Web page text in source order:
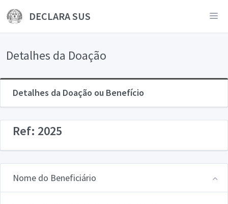
DECLARA SUS
Detalhes da Doação
Detalhes da Doação ou Benefício
Ref: 2025
Nome do Beneficiário